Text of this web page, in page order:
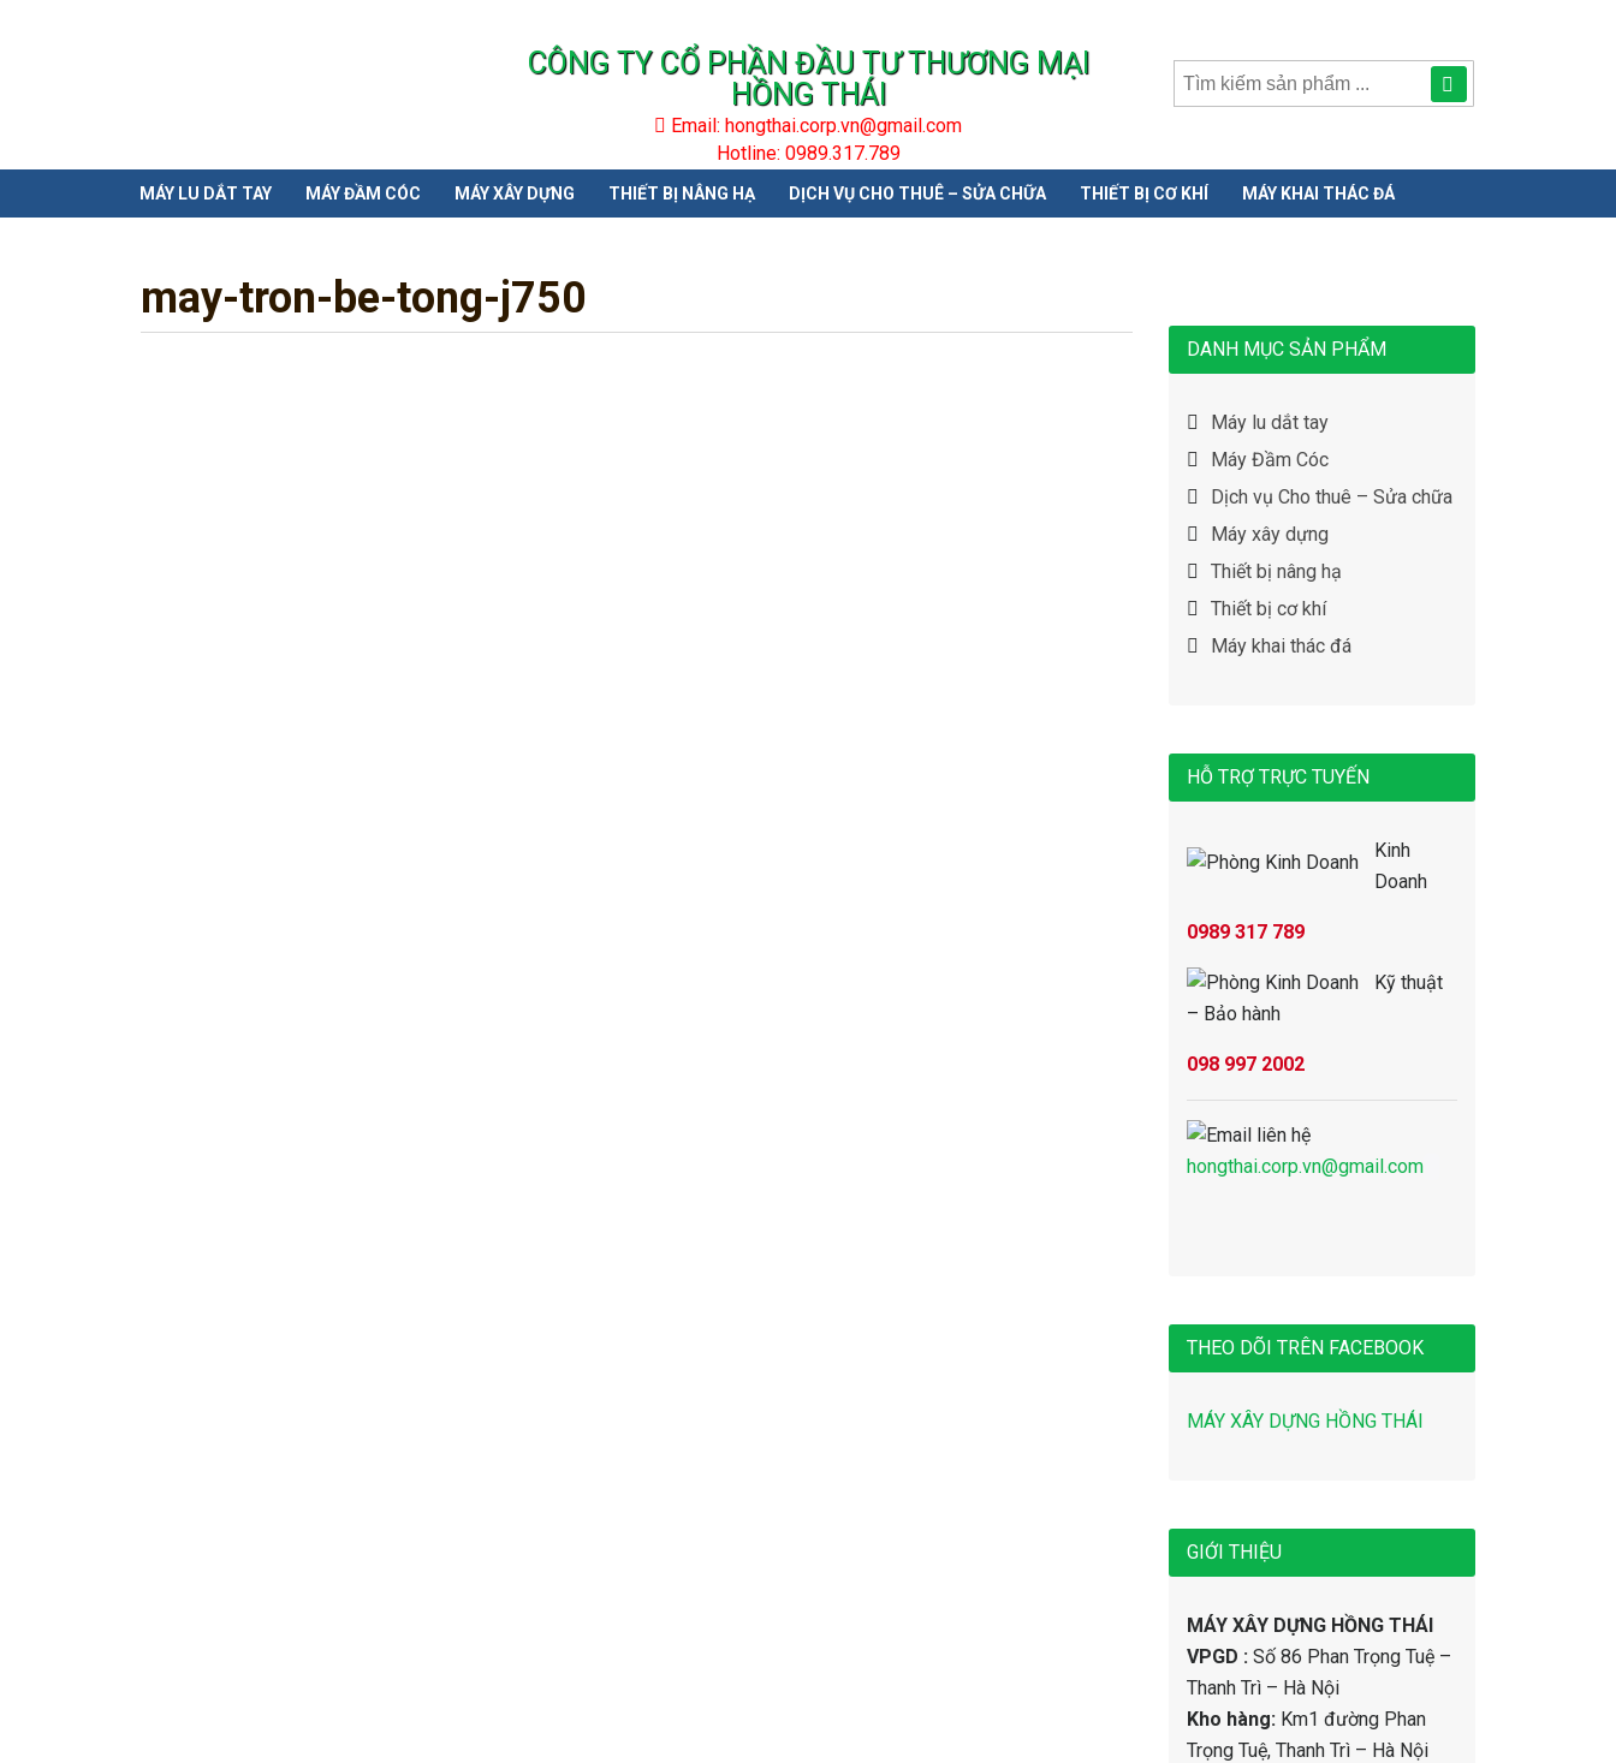
CÔNG TY CỔ PHẦN ĐẦU TƯ THƯƠNG MẠI
HỒNG THÁI
Email: hongthai.corp.vn@gmail.com
Hotline: 0989.317.789
Tìm
sản
MÁY LU DẮT TAY MÁY ĐẦM CÓC MÁY XÂY DỰNG THIẾT BỊ NÂNG HẠ DỊCH VỤ CHO THUÊ – SỬA CHỮA THIẾT BỊ CƠ KHÍ MÁY KHAI THÁC ĐÁ
may-tron-be-tong-j750
DANH MỤC SẢN PHẨM
Máy lu dắt tay
Máy Đầm Cóc
Dịch vụ Cho thuê – Sửa chữa
Máy xây dựng
Thiết bị nâng hạ
Thiết bị cơ khí
Máy khai thác đá
HỖ TRỢ TRỰC TUYẾN
Kinh
Doanh
0989 317 789
Kỹ thuật
– Bảo hành
098 997 2002
hongthai.corp.vn@gmail.com
THEO DÕI TRÊN FACEBOOK
MÁY XÂY DỰNG HỒNG THÁI
GIỚI THIỆU
MÁY XÂY DỰNG HỒNG THÁI
VPGD : Số 86 Phan Trọng Tuệ –
Thanh Trì – Hà Nội
Kho hàng: Km1 đường Phan
Trọng Tuệ, Thanh Trì – Hà Nội